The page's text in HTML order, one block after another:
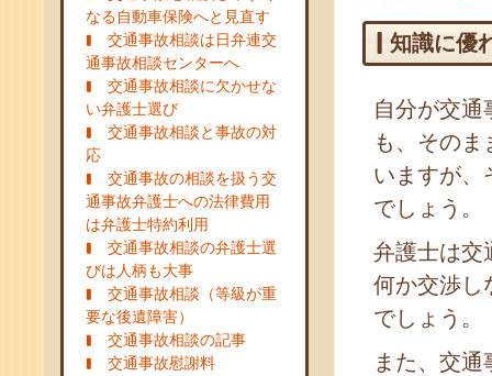
なる自動車保険へと見直す
交通事故相談は日弁連交
通事故相談センターへ
交通事故相談に欠かせな
い弁護士選び
交通事故相談と事故の対
応
交通事故の相談を扱う交
通事故弁護士への法律費用
は弁護士特約利用
交通事故相談の弁護士選
びは人柄も大事
交通事故相談（等級が重
要な後遺障害）
交通事故相談の記事
交通事故慰謝料
知識に優
自分が交通
も、その
いますが、
でしょう。
弁護士は交
何か交渉し
でしょう。
また、交